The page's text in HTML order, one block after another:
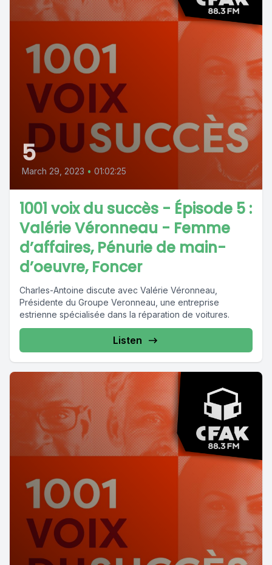
5
March 29, 2023 • 01:02:25
1001 voix du succès - Épisode 5 :
Valérie Véronneau - Femme
d’affaires, Pénurie de main-
d’oeuvre, Foncer
Charles-Antoine discute avec Valérie Véronneau,
Présidente du Groupe Veronneau, une entreprise
estrienne spécialisée dans la réparation de voitures.
Listen